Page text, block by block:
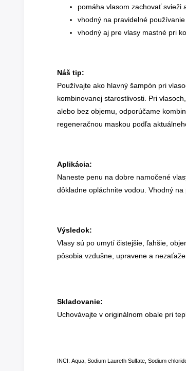
pomáha vlasom zachovať svieži
vhodný na pravidelné používanie
vhodný aj pre vlasy mastné pri
Náš tip:
Používajte ako hlavný šampón pri
kombinovanej starostlivosti. Pri
alebo bez objemu, odporúčame
regeneračnou maskou podľa
Aplikácia:
Naneste penu na dobre namočené
dôkladne opláchnite vodou. Vhodný
Výsledok:
Vlasy sú po umytí čistejšie, ľahšie,
pôsobia vzdušne, upravene a
Skladovanie:
Uchovávajte v originálnom obale pri
INCI: Aqua, Sodium Laureth Sulfate, Sodium